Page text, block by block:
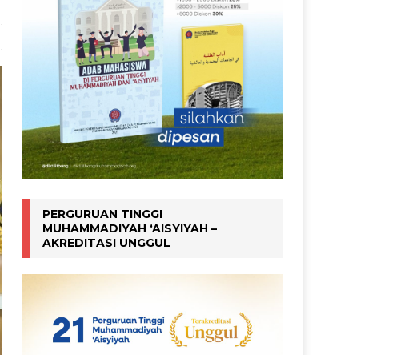
PERGURUAN TINGGI
MUHAMMADIYAH ‘AISYIYAH –
AKREDITASI UNGGUL